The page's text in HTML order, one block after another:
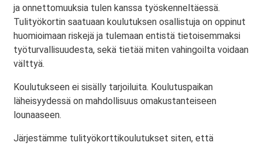
ja onnettomuuksia tulen kanssa työskenneltäessä.
Tulityökortin saatuaan koulutuksen osallistuja on oppinut
huomioimaan riskejä ja tulemaan entistä tietoisemmaksi
työturvallisuudesta, sekä tietää miten vahingoilta voidaan
välttyä.
Koulutukseen ei sisälly tarjoiluita. Koulutuspaikan
läheisyydessä on mahdollisuus omakustanteiseen
lounaaseen.
Järjestämme tulityökorttikoulutukset siten, että